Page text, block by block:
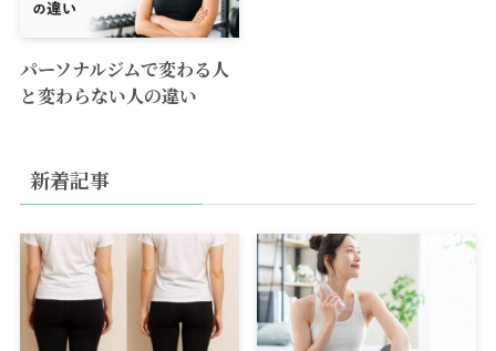
パーソナルジムで変わる人
と変わらない人の違い
新着記事